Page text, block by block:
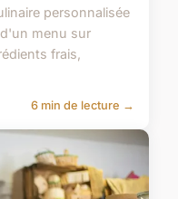
personnalisée
menu sur
frais,
6 min de lecture →